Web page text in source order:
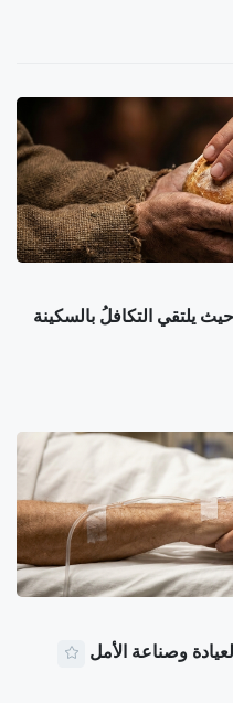
يلتقي التكافلُ بالسكينة
وصناعة الأمل